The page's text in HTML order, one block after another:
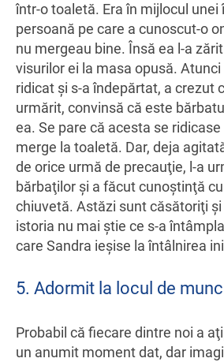
într-o toaletă. Era în mijlocul unei
persoană pe care a cunoscut-o
nu mergeau bine. Însă ea l-a
visurilor ei la masa opusă.
ridicat şi s-a îndepărtat, a crezut
urmărit, convinsă că este
ea. Se pare că acesta se
merge la toaletă. Dar, deja
de orice urmă de precauţie, l-a
bărbaţilor şi a făcut cunoştinţă
chiuvetă. Astăzi sunt căsătoriţi şi
istoria nu mai ştie ce s-a
care Sandra ieşise la întâlnirea
5. Adormit la locul de
Probabil că fiecare dintre noi a
un anumit moment dat, dar